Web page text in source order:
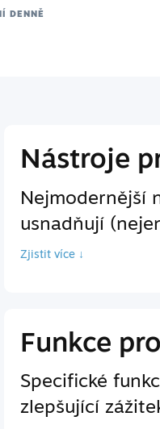
DENNĚ
Nástroje
Nejmodernější
usnadňují
Zjistit více ↓
Funkce
Specifické
zlepšující